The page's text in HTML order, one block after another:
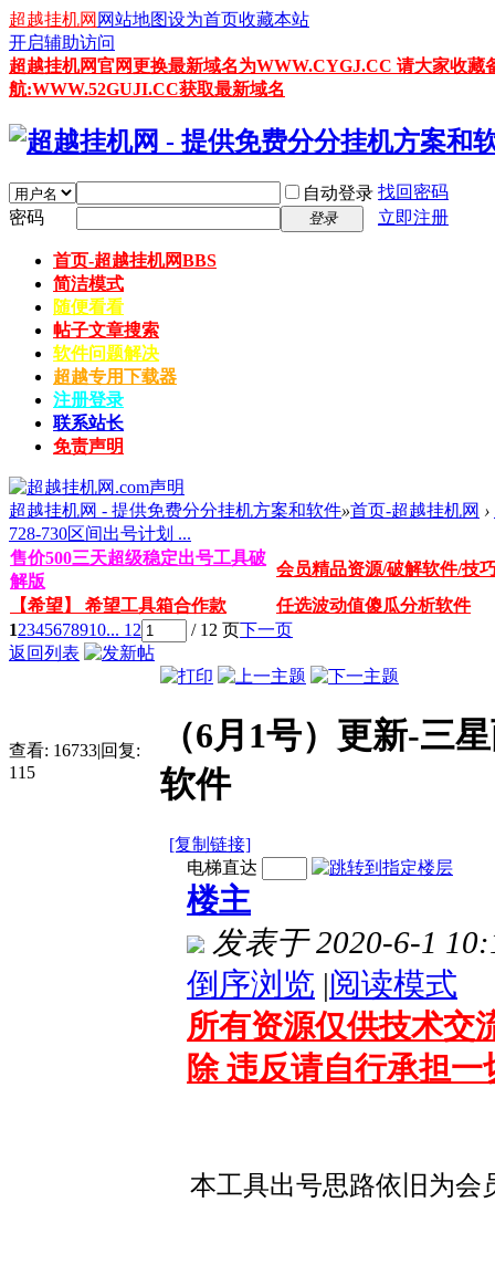
超越挂机网 网站地图设为首页收藏本站
开启辅助访问
超越挂机网官网更换最新域名为WWW.CYGJ.CC 请大家收
航:WWW.52GUJI.CC获取最新域名
自动登录 找回密码
密码
登录 立即注册
首页-超越挂机网BBS
简洁模式
随便看看
帖子文章搜索
软件问题解决
超越专用下载器
注册登录
联系站长
免责声明
超越挂机网 - 提供免费分分挂机方案和软件»首页-超越挂机网 ›
728-730区间出号计划 ...
售价500三天超级稳定出号工具破
解版
会员精品资源/破解软件/技
【希望】 希望工具箱合作款
任选波动值傻瓜分析软件
12345678910... 12 / 12 页下一页
返回列表
查看: 16733|回复:
115
（6月1号）更新-三
软件
[复制链接]
电梯直达
楼主
发表于 2020-6-1
倒序浏览 |阅读模式
所有资源仅供技术交
除 违反请自行承担
本工具出号思路依旧为会